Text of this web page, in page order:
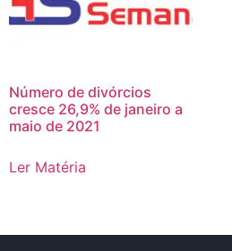
Número de divórcios
cresce 26,9% de janeiro a
maio de 2021
Ler Matéria